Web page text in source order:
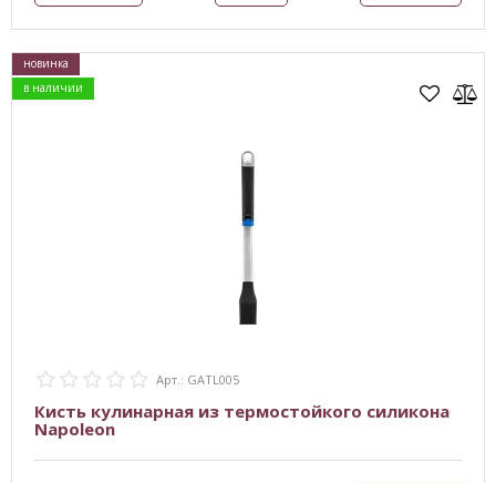
новинка
в наличии
Арт.: GATL005
Кисть кулинарная из термостойкого силикона
Napoleon